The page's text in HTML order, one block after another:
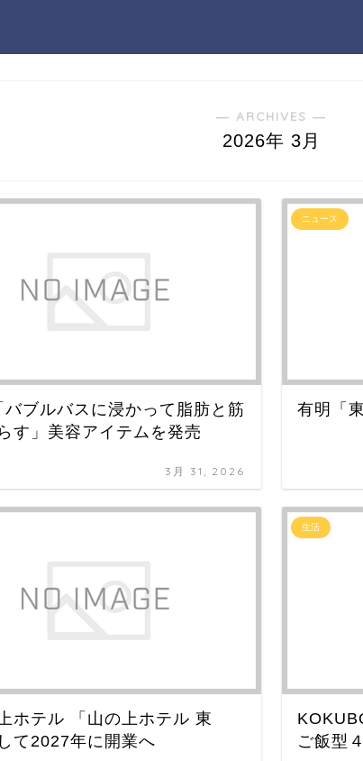
― ARCHIVES ―
2026年 3月
ブルバスに浸かって脂肪と筋
す」美容アイテムを発売
3月 31, 2026
ニュース
有明「
ホテル 「山の上ホテル 東
て2027年に開業へ
生活
ご飯型